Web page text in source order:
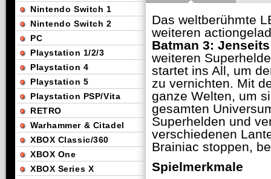
Das weltberühmte
weiteren
Batman 3:
weiteren
startet ins All, um
zu vernichten. Mit
ganze Welten, um
gesamten
Superhelden und
verschiedenen
Brainiac stoppen,
Spielmerkmale
Nintendo Switch 1
Nintendo Switch 2
PC
Playstation 1/2/3
Playstation 4
Playstation 5
Playstation PSP/Vita
RETRO
Warhammer & Citadel
XBOX Classic/360
XBOX One
XBOX Series X